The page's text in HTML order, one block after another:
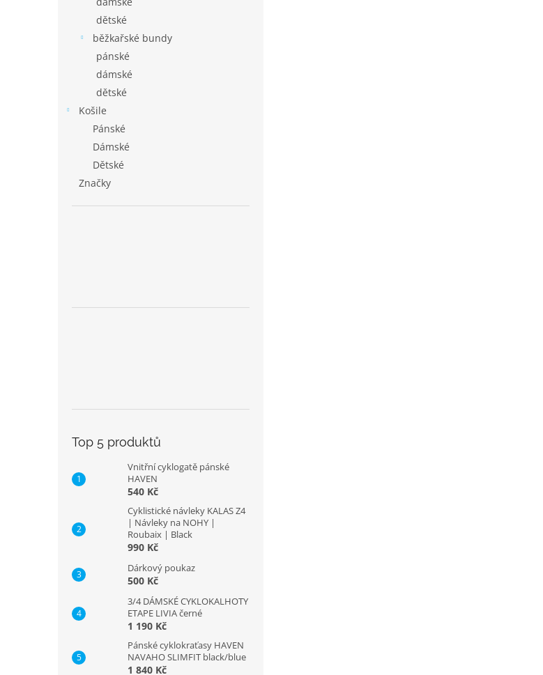
dětské
běžkařské bundy
pánské
dámské
dětské
Košile
Pánské
Dámské
Dětské
Značky
Top 5 produktů
Vnitřní cyklogatě pánské
HAVEN
540 Kč
Cyklistické návleky KALAS Z4
| Návleky na NOHY |
Roubaix | Black
990 Kč
Dárkový poukaz
500 Kč
3/4 DÁMSKÉ CYKLOKALHOTY
ETAPE LIVIA černé
1 190 Kč
Pánské cyklokraťasy HAVEN
NAVAHO SLIMFIT black/blue
1 840 Kč